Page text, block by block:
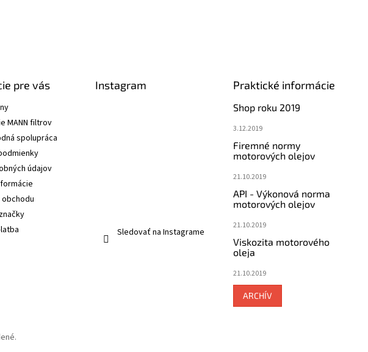
pre vás
MANN filtrov
spolupráca
údajov
Instagram
Sledovať na Instagrame
Praktické informácie
Shop roku 2019
3.12.2019
Firemné normy
motorových olejov
21.10.2019
API - Výkonová norma
motorových olejov
21.10.2019
Viskozita motorového
oleja
21.10.2019
ARCHÍV